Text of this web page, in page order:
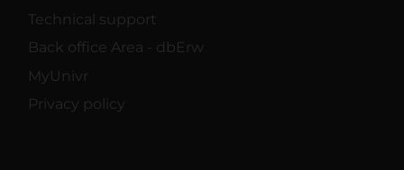
Technical support
Back office Area - dbErw
MyUnivr
Privacy policy